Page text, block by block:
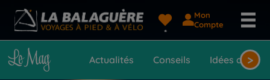
Mon
Compte
Actualités Conseils Idées de>